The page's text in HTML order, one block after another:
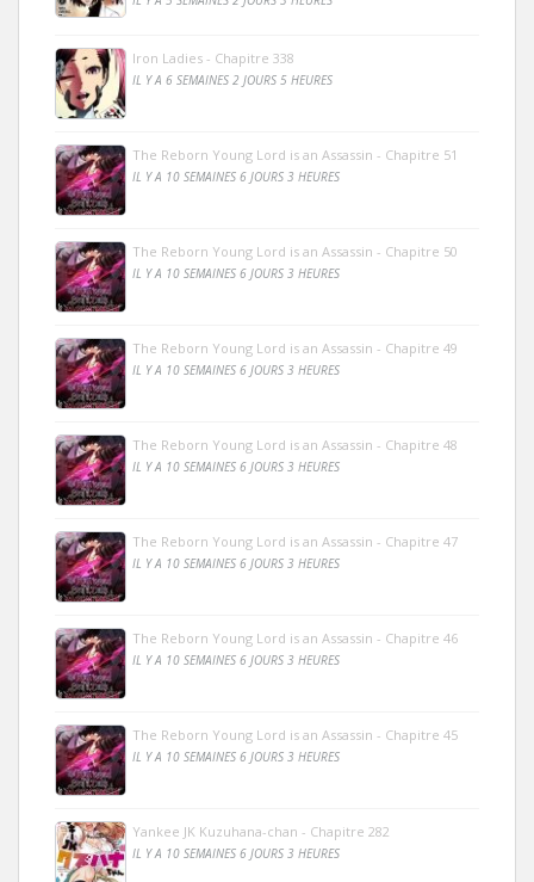
Iron Ladies - Chapitre 338
IL Y A 6 SEMAINES 2 JOURS 5 HEURES
The Reborn Young Lord is an Assassin - Chapitre 51
IL Y A 10 SEMAINES 6 JOURS 3 HEURES
The Reborn Young Lord is an Assassin - Chapitre 50
IL Y A 10 SEMAINES 6 JOURS 3 HEURES
The Reborn Young Lord is an Assassin - Chapitre 49
IL Y A 10 SEMAINES 6 JOURS 3 HEURES
The Reborn Young Lord is an Assassin - Chapitre 48
IL Y A 10 SEMAINES 6 JOURS 3 HEURES
The Reborn Young Lord is an Assassin - Chapitre 47
IL Y A 10 SEMAINES 6 JOURS 3 HEURES
The Reborn Young Lord is an Assassin - Chapitre 46
IL Y A 10 SEMAINES 6 JOURS 3 HEURES
The Reborn Young Lord is an Assassin - Chapitre 45
IL Y A 10 SEMAINES 6 JOURS 3 HEURES
Yankee JK Kuzuhana-chan - Chapitre 282
IL Y A 10 SEMAINES 6 JOURS 3 HEURES